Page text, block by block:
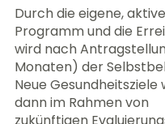
Durch die eigene,
Programm und die
wird nach
Monaten) der
Neue
dann im Rahmen von